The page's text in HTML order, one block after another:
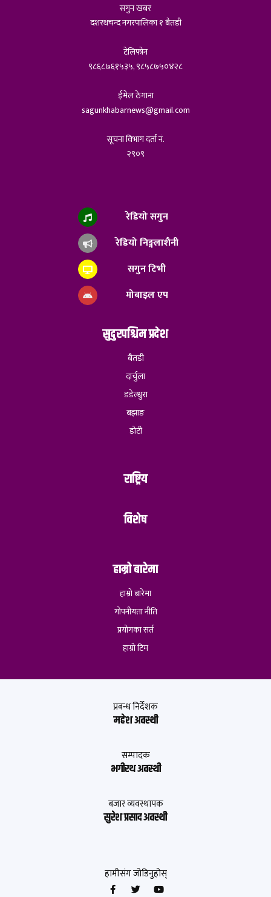
सगुन खबर
दशरथचन्द नगरपालिका १ बैतडी
टेलिफोन
९८६८७६१५३५, ९८५८७५०४२८
ईमेल ठेगाना
sagunkhabarnews@gmail.com
सूचना विभाग दर्ता नं.
२९०९
रेडियो सगुन
रेडियो निङ्गलाशैनी
सगुन टिभी
मोबाइल एप
सुदुरपश्चिम प्रदेश
बैतडी
दार्चुला
डडेल्धुरा
बझाङ
डोटी
राष्ट्रिय
विशेष
हाम्रो बारेमा
हाम्रो बारेमा
गोपनीयता नीति
प्रयोगका सर्त
हाम्रो टिम
प्रबन्ध निर्देशक
महेश अवस्थी
सम्पादक
भगीरथ अवस्थी
बजार व्यवस्थापक
सुरेश प्रसाद अवस्थी
हामीसंग जोडिनुहोस्